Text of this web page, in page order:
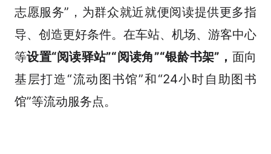
志愿服务”，为群众就近就便阅读提供更多指
导、创造更好条件。在车站、机场、游客中心
等设置“阅读驿站”“阅读角”“银龄书架”， 面向
基层打造“流动图书馆”和“24小时自助图书
馆”等流动服务点。